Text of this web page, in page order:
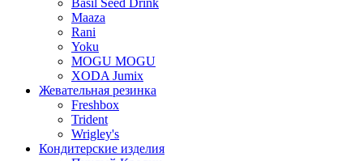
Maaza
Rani
Yoku
MOGU MOGU
XODA Jumix
Жевательная резинка
Freshbox
Trident
Wrigley's
Кондитерские изделия